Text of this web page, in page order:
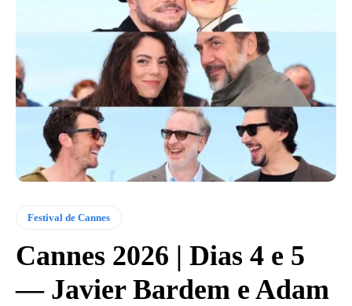
Festival de Cannes
Cannes 2026 | Dias 4 e 5
— Javier Bardem e Adam